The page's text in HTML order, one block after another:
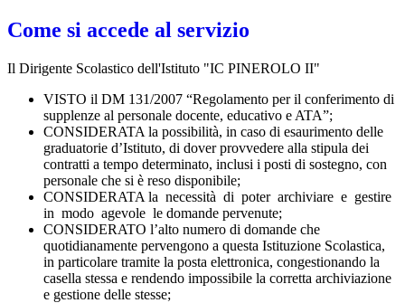
Come si accede al servizio
Il Dirigente Scolastico dell'Istituto "IC PINEROLO II"
VISTO il DM 131/2007 “Regolamento per il conferimento di
supplenze al personale docente, educativo e ATA”;
CONSIDERATA la possibilità, in caso di esaurimento delle
graduatorie d’Istituto, di dover provvedere alla stipula dei
contratti a tempo determinato, inclusi i posti di sostegno, con
personale che si è reso disponibile;
CONSIDERATA la necessità di poter archiviare e gestire
in modo agevole le domande pervenute;
CONSIDERATO l’alto numero di domande che
quotidianamente pervengono a questa Istituzione Scolastica,
in particolare tramite la posta elettronica, congestionando la
casella stessa e rendendo impossibile la corretta archiviazione
e gestione delle stesse;